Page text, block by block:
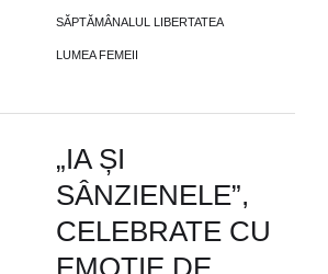
SĂPTĂMÂNALUL LIBERTATEA
LUMEA FEMEII
„IA ȘI
SÂNZIENELE”,
CELEBRATE CU
EMOȚIE DE